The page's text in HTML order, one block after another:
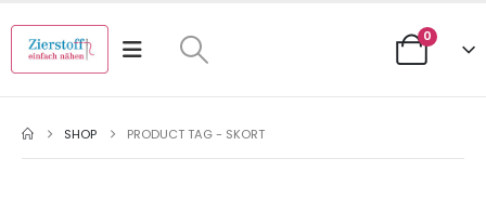
0
SHOP PRODUCT TAG - SKORT